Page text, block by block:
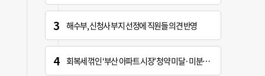
해수부, 신청사 부지 선정에 직원들 의견 반영
회복세 꺾인 ‘부산 아파트 시장’ 청약 미달·미분양 심화